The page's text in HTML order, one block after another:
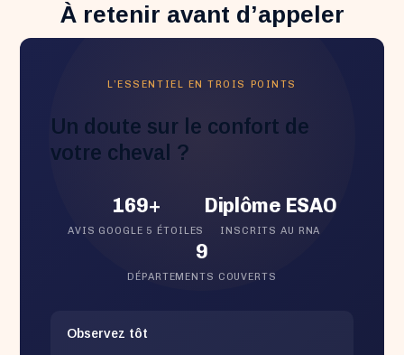
À retenir avant d’appeler
L’ESSENTIEL EN TROIS POINTS
Un doute sur le confort de
votre cheval ?
169+
AVIS GOOGLE 5 ÉTOILES
Diplôme ESAO
INSCRITS AU RNA
9
DÉPARTEMENTS COUVERTS
Observez tôt